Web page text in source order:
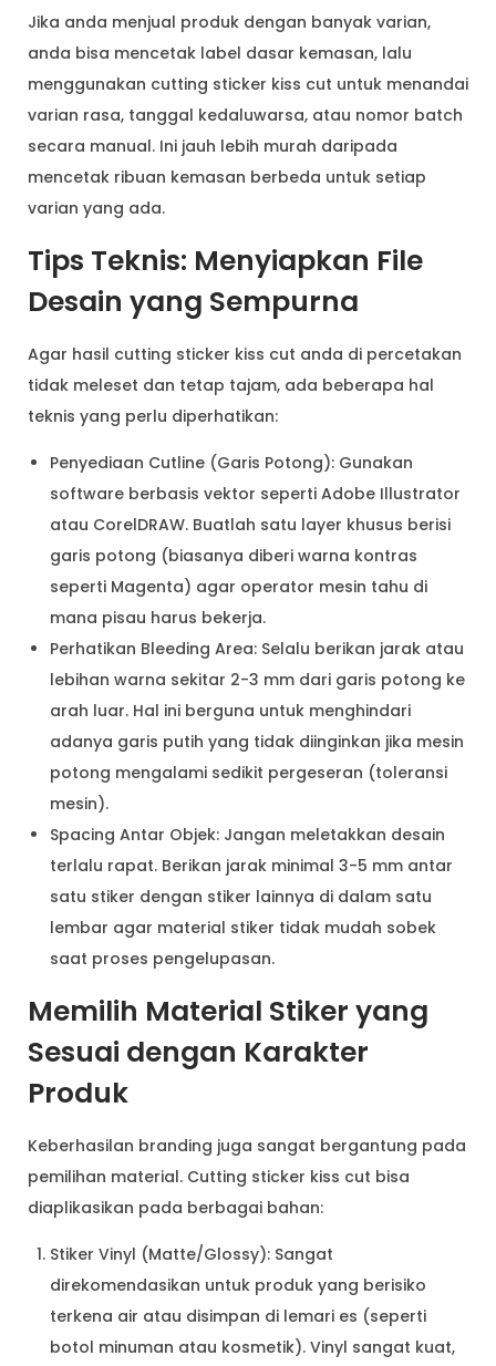
Jika anda menjual produk dengan banyak varian,
anda bisa mencetak label dasar kemasan, lalu
menggunakan cutting sticker kiss cut untuk menandai
varian rasa, tanggal kedaluwarsa, atau nomor batch
secara manual. Ini jauh lebih murah daripada
mencetak ribuan kemasan berbeda untuk setiap
varian yang ada.
Tips Teknis: Menyiapkan File
Desain yang Sempurna
Agar hasil cutting sticker kiss cut anda di percetakan
tidak meleset dan tetap tajam, ada beberapa hal
teknis yang perlu diperhatikan:
Penyediaan Cutline (Garis Potong): Gunakan
software berbasis vektor seperti Adobe Illustrator
atau CorelDRAW. Buatlah satu layer khusus berisi
garis potong (biasanya diberi warna kontras
seperti Magenta) agar operator mesin tahu di
mana pisau harus bekerja.
Perhatikan Bleeding Area: Selalu berikan jarak atau
lebihan warna sekitar 2-3 mm dari garis potong ke
arah luar. Hal ini berguna untuk menghindari
adanya garis putih yang tidak diinginkan jika mesin
potong mengalami sedikit pergeseran (toleransi
mesin).
Spacing Antar Objek: Jangan meletakkan desain
terlalu rapat. Berikan jarak minimal 3-5 mm antar
satu stiker dengan stiker lainnya di dalam satu
lembar agar material stiker tidak mudah sobek
saat proses pengelupasan.
Memilih Material Stiker yang
Sesuai dengan Karakter
Produk
Keberhasilan branding juga sangat bergantung pada
pemilihan material. Cutting sticker kiss cut bisa
diaplikasikan pada berbagai bahan:
Stiker Vinyl (Matte/Glossy): Sangat
direkomendasikan untuk produk yang berisiko
terkena air atau disimpan di lemari es (seperti
botol minuman atau kosmetik). Vinyl sangat kuat,